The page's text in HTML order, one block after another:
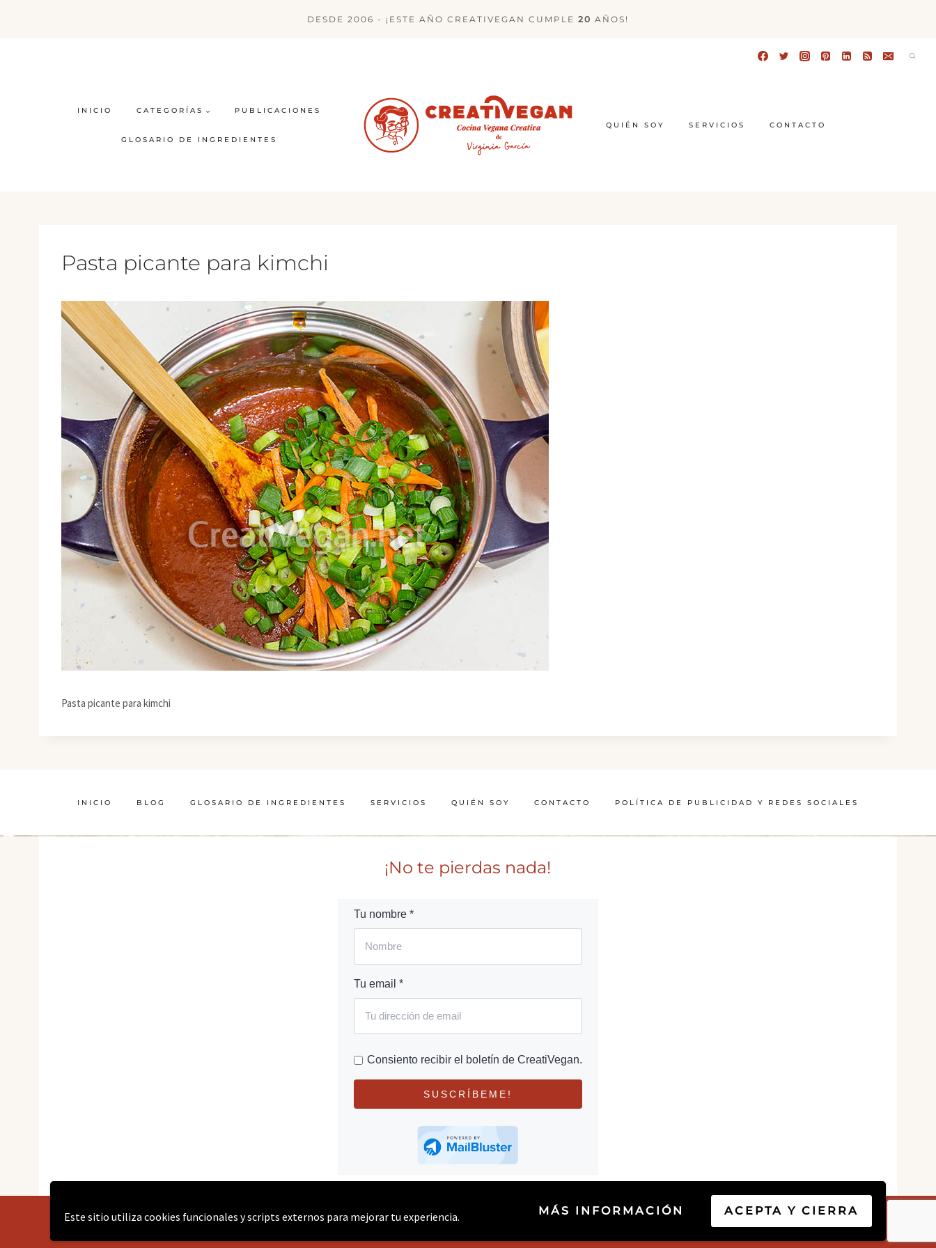
Este sitio utiliza cookies funcionales y scripts externos para mejorar tu experiencia. MÁS INFORMACIÓN ACEPTA Y CIERRA
DESDE 2006 - ¡ESTE AÑO CREATIVEGAN CUMPLE 20 AÑOS!
INICIO CATEGORÍAS PUBLICACIONES
GLOSARIO DE INGREDIENTES
QUIÉN SOY SERVICIOS CONTACTO
Pasta picante para kimchi
Pasta picante para kimchi
INICIO BLOG GLOSARIO DE INGREDIENTES SERVICIOS QUIÉN SOY CONTACTO POLÍTICA DE PUBLICIDAD Y REDES SOCIALES
¡No te pierdas nada!
Tu nombre *
Tu email *
Consiento recibir el boletín de CreatiVegan.
SUSCRÍBEME!
© 2026 CREATIVEGAN.NET